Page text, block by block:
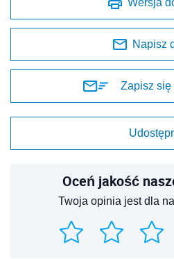
Wersja
Napisz
Zapisz się
Oceń jakość
Twoja opinia jest dla